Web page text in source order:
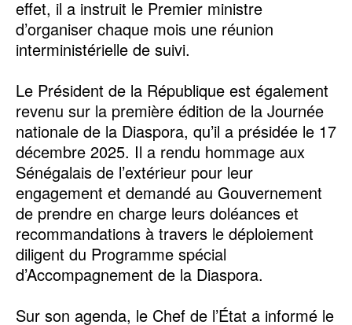
effet, il a instruit le Premier ministre
d’organiser chaque mois une réunion
interministérielle de suivi.
Le Président de la République est également
revenu sur la première édition de la Journée
nationale de la Diaspora, qu’il a présidée le 17
décembre 2025. Il a rendu hommage aux
Sénégalais de l’extérieur pour leur
engagement et demandé au Gouvernement
de prendre en charge leurs doléances et
recommandations à travers le déploiement
diligent du Programme spécial
d’Accompagnement de la Diaspora.
Sur son agenda, le Chef de l’État a informé le